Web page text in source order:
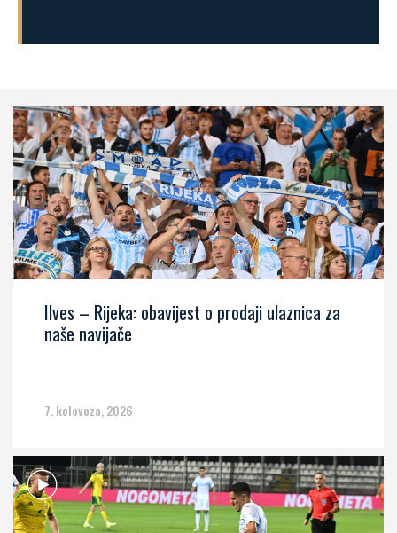
Ilves – Rijeka: obavijest o prodaji ulaznica za
naše navijače
7. kolovoza, 2026